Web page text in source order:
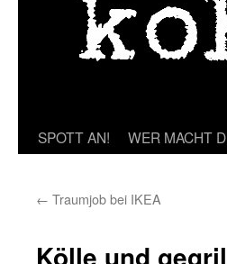
SPOTT AN! WER MACHT
← Traumjob bei IKEA
Kölle und